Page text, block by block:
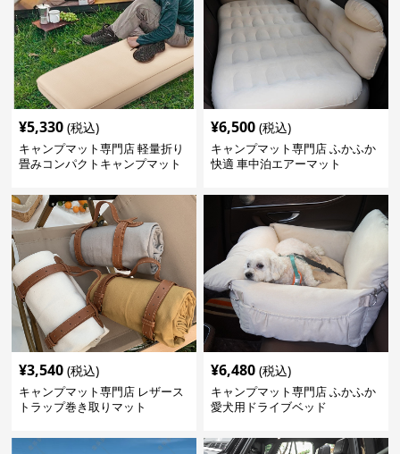
¥5,330 (税込)
キャンプマット専門店 軽量折り
畳みコンパクトキャンプマット
¥6,500 (税込)
キャンプマット専門店 ふかふか
快適 車中泊エアーマット
¥3,540 (税込)
キャンプマット専門店 レザース
トラップ巻き取りマット
¥6,480 (税込)
キャンプマット専門店 ふかふか
愛犬用ドライブベッド